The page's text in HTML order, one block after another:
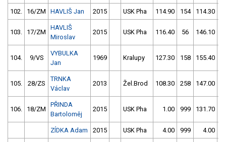
102. 16/ZM HAVLIŠ Jan 2015 USK Pha 114.90 154 114.30
103. 17/ZM
HAVLIŠ
Miroslav
2015 USK Pha 116.40 56 146.10
104. 9/VS
VYBULKA
Jan
1969 Kralupy 127.30 158 155.40
105. 28/ZS
TRNKA
Václav
2013 Žel.Brod 108.30 258 147.00
106. 18/ZM
PŘINDA
Bartoloměj
2015 USK Pha 1.00 999 131.70
ZÍDKA Adam 2015 USK Pha 4.00 999 4.00